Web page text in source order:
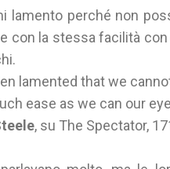
lamento perché non
con la stessa facilità
lamented that we
ease as we can our
, su The Spectator,